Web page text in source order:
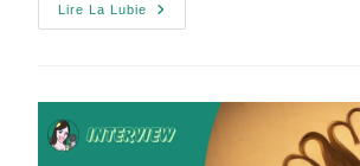
Lire La Lubie
LE
SIGNAL
L’horreur
Se